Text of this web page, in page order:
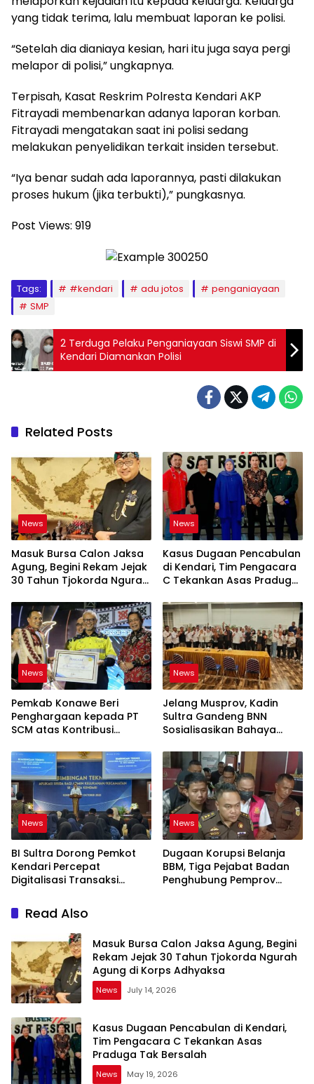
yang tidak terima, lalu membuat laporan ke polisi.
“Setelah dia dianiaya kesian, hari itu juga saya pergi
melapor di polisi,” ungkapnya.
Terpisah, Kasat Reskrim Polresta Kendari AKP
Fitrayadi membenarkan adanya laporan korban.
Fitrayadi mengatakan saat ini polisi sedang
melakukan penyelidikan terkait insiden tersebut.
“Iya benar sudah ada laporannya, pasti dilakukan
proses hukum (jika terbukti),” pungkasnya.
Post Views: 919
Tags: #kendari adu jotos
penganiayaan
SMP
2 Terduga Pelaku Penganiayaan Siswi SMP di
Kendari Diamankan Polisi
Related Posts
News
Masuk Bursa Calon Jaksa
Agung, Begini Rekam Jejak
30 Tahun Tjokorda Ngurah
News
Kasus Dugaan Pencabulan
di Kendari, Tim Pengacara
C Tekankan Asas Praduga
News
Pemkab Konawe Beri
Penghargaan kepada PT
SCM atas Kontribusi
Pembangunan Daerah
News
Jelang Musprov, Kadin
Sultra Gandeng BNN
Sosialisasikan Bahaya
News
BI Sultra Dorong Pemkot
Kendari Percepat
Digitalisasi Transaksi
Efisiensi dan Daya Saing
News
Dugaan Korupsi Belanja
BBM, Tiga Pejabat Badan
Penghubung Pemprov
Read Also
Masuk Bursa Calon Jaksa Agung, Begini
Rekam Jejak 30 Tahun Tjokorda Ngurah
Agung di Korps Adhyaksa
News July 14, 2026
Kasus Dugaan Pencabulan di Kendari,
Tim Pengacara C Tekankan Asas
Praduga Tak Bersalah
News May 19, 2026